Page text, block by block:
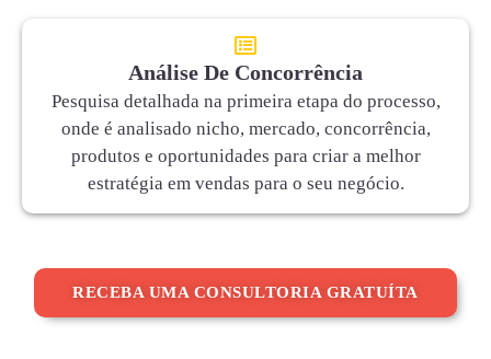
Análise De Concorrência
Pesquisa detalhada na primeira etapa do processo,
onde é analisado nicho, mercado, concorrência,
produtos e oportunidades para criar a melhor
estratégia em vendas para o seu negócio.
RECEBA UMA CONSULTORIA GRATUÍTA